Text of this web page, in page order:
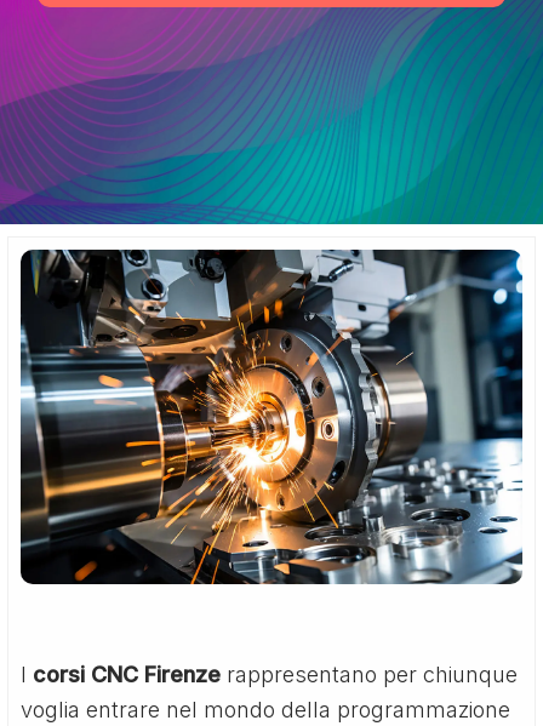
I corsi CNC Firenze rappresentano per chiunque
voglia entrare nel mondo della programmazione